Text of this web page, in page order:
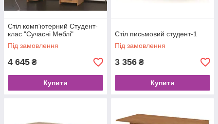
Стіл комп'ютерний Студент-
клас "Сучасні Меблі"
Під замовлення
4 645 ₴
Купити
Стіл письмовий студент-1
Під замовлення
3 356 ₴
Купити